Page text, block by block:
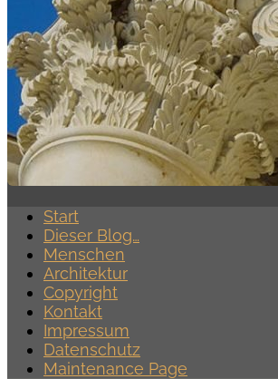
Start
Dieser Blog…
Menschen
Architektur
Copyright
Kontakt
Impressum
Datenschutz
Maintenance Page